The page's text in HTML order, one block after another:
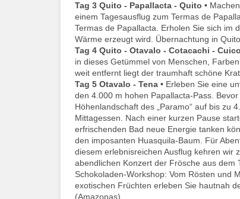
Tag 3 Quito - Papallacta - Quito •
einem Tagesausflug zum Termas de
Termas de Papallacta. Erholen Sie sich im
Wärme erzeugt wird. Übernachtung in
Tag 4 Quito - Otavalo - Cotacachi -
in dieses Getümmel von Menschen,
weit entfernt liegt der traumhaft schöne
Tag 5 Otavalo - Tena • Erleben Sie eine
den 4.000 m hohen Papallacta-Pass.
Höhenlandschaft des „Paramo“ auf bis zu
Mittagessen. Nach einer kurzen Pause
erfrischenden Bad neue Energie tanken
den imposanten Huasquila-Baum. Für
diesem erlebnisreichen Ausflug kehren wir
abendlichen Konzert der Frösche aus dem
Schokoladen-Workshop: Vom Rösten und
exotischen Früchten erleben Sie hautnah
(Amazonas).